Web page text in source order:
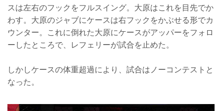
スは左右のフックをフルスイング。大原はこれを目先でか
わす。大原のジャブにケースは右フックをかぶせる形でカ
ウンター。これに倒れた大原にケースがアッパーをフォロ
ーしたところで、レフェリーが試合を止めた。
しかしケースの体重超過により、試合はノーコンテストと
なった。